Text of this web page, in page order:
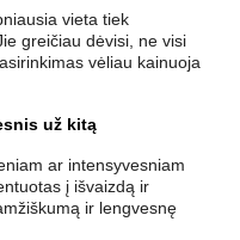
vieta tiek
greičiau dėvisi, ne visi
vėliau kainuoja
už kitą
ar intensyvesniam
į išvaizdą ir
ir lengvesnę